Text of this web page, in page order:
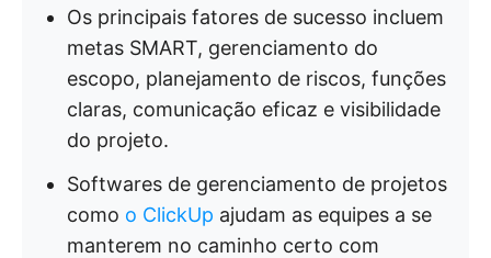
Os principais fatores de sucesso incluem
metas SMART, gerenciamento do
escopo, planejamento de riscos, funções
claras, comunicação eficaz e visibilidade
do projeto.
Softwares de gerenciamento de projetos
como o ClickUp ajudam as equipes a se
manterem no caminho certo com